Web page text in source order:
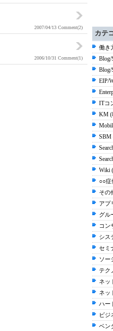
2007/04/13 Comment(2)
2006/10/31 Comment(1)
カテ
働き
Blog/
Blog/
EIP/
ITコ
KM
SBM
Wiki
○○症
その
アプ
グル
コン
シス
セミ
ソー
テク
ネッ
ネッ
ハー
ビジ
ベン